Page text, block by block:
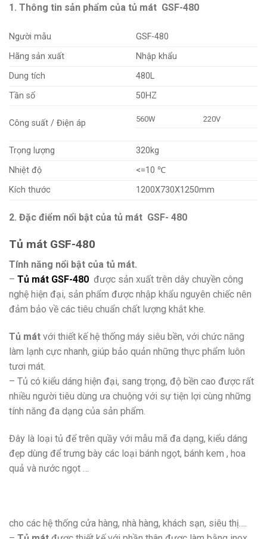
1. Thông tin sản phẩm của tủ mát GSF-480
Người mẫu
GSF-480
Hãng sản xuất
Nhập khẩu
Dung tích
480L
Tần số
50HZ
Công suất / Điện áp 560W 220V
Trọng lượng
320kg
Nhiệt độ
<=10 ℃
Kích thước
1200X730X1250mm
2. Đặc điểm nổi bật của tủ mát GSF- 480
Tủ mát GSF-480
Tính năng nổi bật của tủ mát.
– Tủ mát GSF-480 được sản xuất trên dây chuyền công
nghệ hiện đại, sản phẩm được nhập khẩu nguyên chiếc nên
đảm bảo về các tiêu chuẩn chất lượng khắt khe.
Tủ mát với thiết kế hệ thống máy siêu bền, với chức năng
làm lạnh cực nhanh, giúp bảo quản những thực phẩm luôn
tươi mát.
– Tủ có kiểu dáng hiện đại, sang trọng, độ bền cao được rất
nhiều người tiêu dùng ưa chuộng với sự tiện lợi cùng những
tính năng đa dạng của sản phẩm.
Đây là loại tủ để trên quầy với mẫu mã đa dạng, kiểu dáng
đẹp dùng để trưng bày các loại bánh ngọt, bánh kem , hoa
quả và nước ngọt …
cho các hệ thống cửa hàng, nhà hàng, khách sạn, siêu thị….